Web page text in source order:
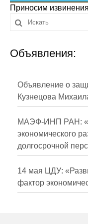
Сотрудники
Отчетность
Публикации
Научная жизнь
Издания
Проблемы
О
Приносим
Объявления:
Объявление о
Кузнецова
МАЭФ-ИНП РАН:
экономического
долгосрочной
14 мая ЦДУ:
фактор